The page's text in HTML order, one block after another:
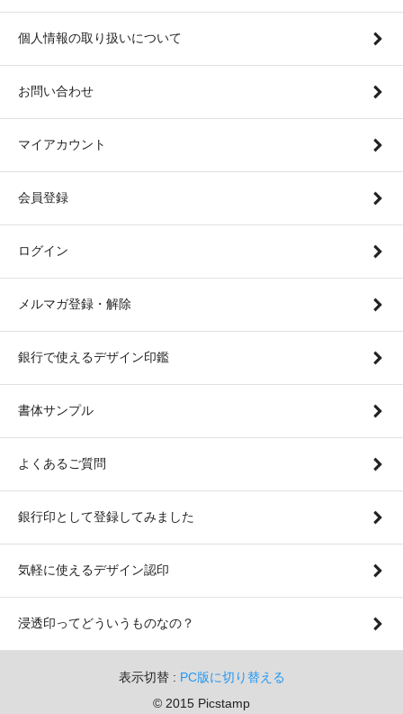
個人情報の取り扱いについて
お問い合わせ
マイアカウント
会員登録
ログイン
メルマガ登録・解除
銀行で使えるデザイン印鑑
書体サンプル
よくあるご質問
銀行印として登録してみました
気軽に使えるデザイン認印
浸透印ってどういうものなの？
表示切替 : PC版に切り替える
© 2015 Picstamp